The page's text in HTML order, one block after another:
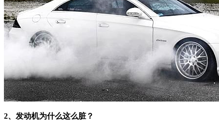
2、发动机为什么这么脏？